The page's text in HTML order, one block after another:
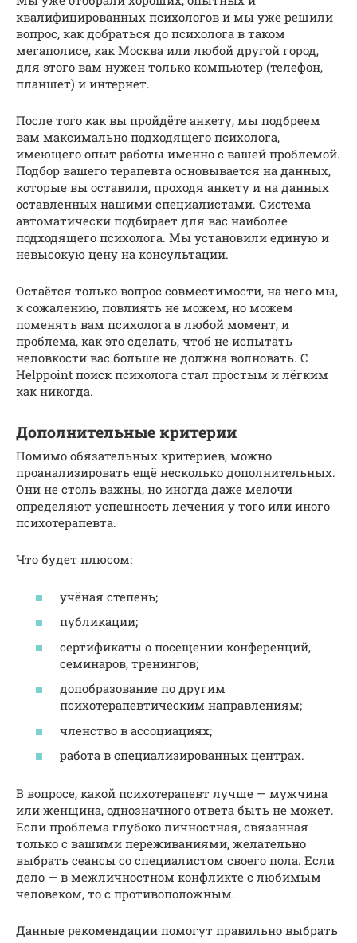
квалифицированных психологов и мы уже решили
вопрос, как добраться до психолога в таком
мегаполисе, как Москва или любой другой город,
для этого вам нужен только компьютер (телефон,
планшет) и интернет.
После того как вы пройдёте анкету, мы подбреем
вам максимально подходящего психолога,
имеющего опыт работы именно с вашей проблемой.
Подбор вашего терапевта основывается на данных,
которые вы оставили, проходя анкету и на данных
оставленных нашими специалистами. Система
автоматически подбирает для вас наиболее
подходящего психолога. Мы установили единую и
невысокую цену на консультации.
Остаётся только вопрос совместимости, на него мы,
к сожалению, повлиять не можем, но можем
поменять вам психолога в любой момент, и
проблема, как это сделать, чтоб не испытать
неловкости вас больше не должна волновать. С
Helppoint поиск психолога стал простым и лёгким
как никогда.
Дополнительные критерии
Помимо обязательных критериев, можно
проанализировать ещё несколько дополнительных.
Они не столь важны, но иногда даже мелочи
определяют успешность лечения у того или иного
психотерапевта.
Что будет плюсом:
учёная степень;
публикации;
сертификаты о посещении конференций,
семинаров, тренингов;
допобразование по другим
психотерапевтическим направлениям;
членство в ассоциациях;
работа в специализированных центрах.
В вопросе, какой психотерапевт лучше — мужчина
или женщина, однозначного ответа быть не может.
Если проблема глубоко личностная, связанная
только с вашими переживаниями, желательно
выбрать сеансы со специалистом своего пола. Если
дело — в межличностном конфликте с любимым
человеком, то с противоположным.
Данные рекомендации помогут правильно выбрать